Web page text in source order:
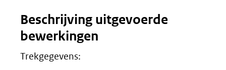
Beschrijving uitgevoerde
bewerkingen
Trekgegevens: